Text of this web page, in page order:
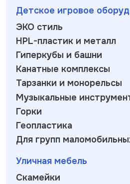
Детское игровое
ЭКО стиль
HPL-пластик и металл
Гиперкубы и башни
Канатные комплексы
Тарзанки и монорельсы
Музыкальные
Горки
Геопластика
Для групп
Уличная мебель
Скамейки